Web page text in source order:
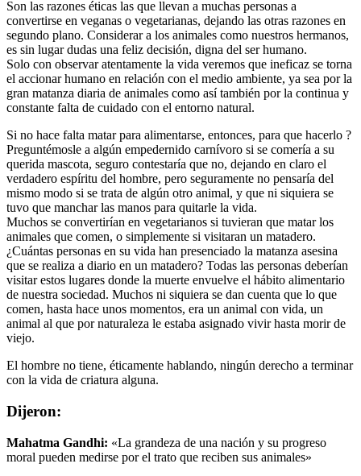
Son las razones éticas las que llevan a muchas personas a
convertirse en veganas o vegetarianas, dejando las otras razones en
segundo plano. Considerar a los animales como nuestros hermanos,
es sin lugar dudas una feliz decisión, digna del ser humano.
Solo con observar atentamente la vida veremos que ineficaz se torna
el accionar humano en relación con el medio ambiente, ya sea por la
gran matanza diaria de animales como así también por la continua y
constante falta de cuidado con el entorno natural.
Si no hace falta matar para alimentarse, entonces, para que hacerlo ?
Preguntémosle a algún empedernido carnívoro si se comería a su
querida mascota, seguro contestaría que no, dejando en claro el
verdadero espíritu del hombre, pero seguramente no pensaría del
mismo modo si se trata de algún otro animal, y que ni siquiera se
tuvo que manchar las manos para quitarle la vida.
Muchos se convertirían en vegetarianos si tuvieran que matar los
animales que comen, o simplemente si visitaran un matadero.
¿Cuántas personas en su vida han presenciado la matanza asesina
que se realiza a diario en un matadero? Todas las personas deberían
visitar estos lugares donde la muerte envuelve el hábito alimentario
de nuestra sociedad. Muchos ni siquiera se dan cuenta que lo que
comen, hasta hace unos momentos, era un animal con vida, un
animal al que por naturaleza le estaba asignado vivir hasta morir de
viejo.
El hombre no tiene, éticamente hablando, ningún derecho a terminar
con la vida de criatura alguna.
Dijeron:
Mahatma Gandhi: «La grandeza de una nación y su progreso
moral pueden medirse por el trato que reciben sus animales»